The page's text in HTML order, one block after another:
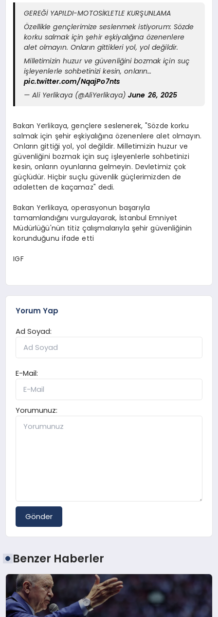
GEREĞİ YAPILDI-MOTOSİKLETLE KURŞUNLAMA
Özellikle gençlerimize seslenmek istiyorum: Sözde
korku salmak için şehir eşkiyalığına özenenlere
alet olmayın. Onların gittikleri yol, yol değildir.
Milletimizin huzur ve güvenliğini bozmak için suç
işleyenlerle sohbetinizi kesin, onların…
pic.twitter.com/NqajPo7nts
— Ali Yerlikaya (@AliYerlikaya)June 26, 2025
Bakan Yerlikaya, gençlere seslenerek, "Sözde korku
salmak için şehir eşkiyalığına özenenlere alet olmayın.
Onların gittiği yol, yol değildir. Milletimizin huzur ve
güvenliğini bozmak için suç işleyenlerle sohbetinizi
kesin, onların oyunlarına gelmeyin. Devletimiz çok
güçlüdür. Hiçbir suçlu güvenlik güçlerimizden de
adaletten de kaçamaz" dedi.
Bakan Yerlikaya, operasyonun başarıyla
tamamlandığını vurgulayarak, İstanbul Emniyet
Müdürlüğü'nün titiz çalışmalarıyla şehir güvenliğinin
korunduğunu ifade etti
IGF
Yorum Yap
Ad Soyad:
E-Mail:
Yorumunuz:
Gönder
Benzer Haberler